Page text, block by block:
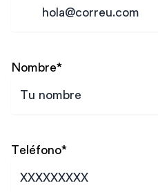
Nombre*
Teléfono*